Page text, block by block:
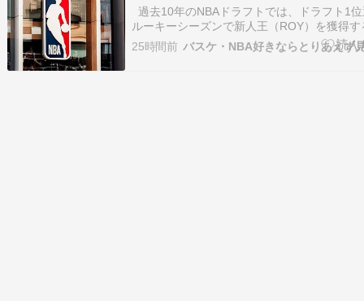
過去10年のNBAドラフトでは、ドラフト1
ルーキーシーズンで新人王（ROY）を獲得
にも少ないです。 それでも新人王を獲得す
上位指名選手がほとんどです。 201 […]
25時間前 バスケ・NBA好きならとりあえず